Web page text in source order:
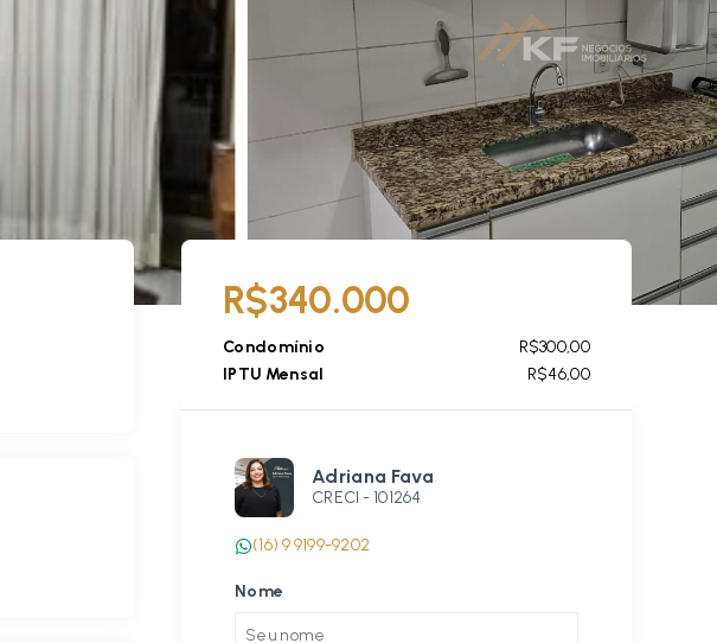
R$340.000
Condomínio
R$300,00
IPTU Mensal
R$46,00
Adriana Fava
CRECI - 101264
(16) 9 9199-9202
Nome